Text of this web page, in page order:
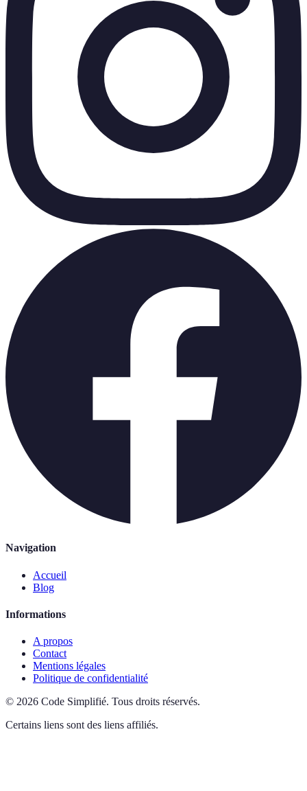
Navigation
Accueil
Blog
Informations
A propos
Contact
Mentions légales
Politique de confidentialité
© 2026 Code Simplifié. Tous droits réservés.
Certains liens sont des liens affiliés.